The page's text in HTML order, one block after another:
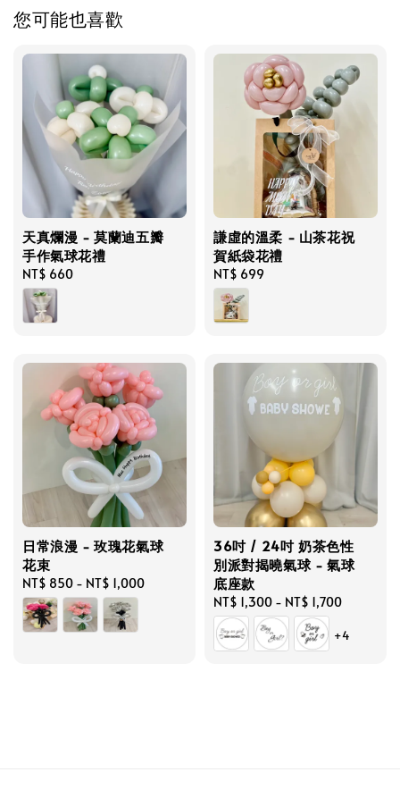
您可能也喜歡
天真爛漫 - 莫蘭迪五瓣
手作氣球花禮
Regular
price
NT$ 660
謙虛的溫柔 - 山茶花祝
賀紙袋花禮
Regular
price
NT$ 699
日常浪漫 - 玫瑰花氣球
花束
Regular
price
NT$ 850 - NT$ 1,000
36吋 / 24吋 奶茶色性
別派對揭曉氣球 - 氣球
底座款
Regular
price
NT$ 1,300 - NT$ 1,700
+4